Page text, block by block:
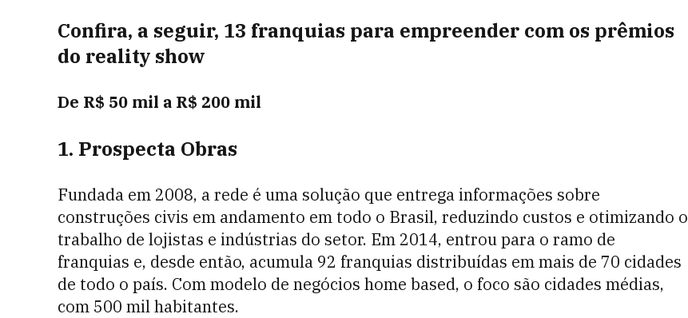
Confira, a seguir, 13 franquias para empreender com os prêmios
do reality show
De R$ 50 mil a R$ 200 mil
1. Prospecta Obras
Fundada em 2008, a rede é uma solução que entrega informações sobre
construções civis em andamento em todo o Brasil, reduzindo custos e otimizando o
trabalho de lojistas e indústrias do setor. Em 2014, entrou para o ramo de
franquias e, desde então, acumula 92 franquias distribuídas em mais de 70 cidades
de todo o país. Com modelo de negócios home based, o foco são cidades médias,
com 500 mil habitantes.